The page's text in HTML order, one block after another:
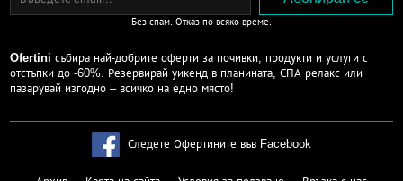
Без спам. Отказ по всяко време.
Ofertini събира най-добрите оферти за почивки, продукти и услуги с
отстъпки до -60%. Резервирай уикенд в планината, СПА релакс или
пазарувай изгодно – всичко на едно място!
Следете Офертините във Facebook